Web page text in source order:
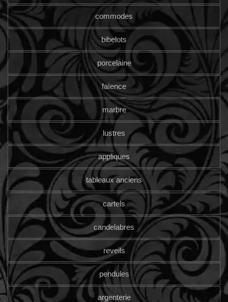
commodes
bibelots
porcelaine
faïence
marbre
lustres
appliques
tableaux anciens
cartels
candelabres
reveils
pendules
argenterie